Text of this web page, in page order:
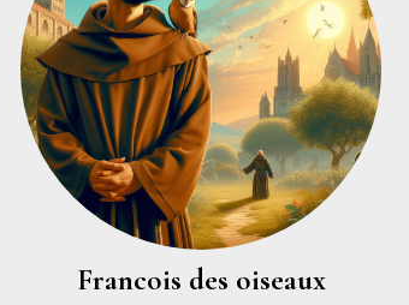
Francois des oiseaux